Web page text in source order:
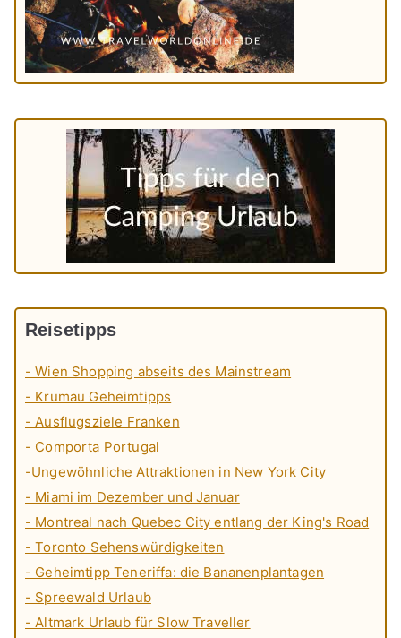
Reisetipps
- Wien Shopping abseits des Mainstream
- Krumau Geheimtipps
- Ausflugsziele Franken
- Comporta Portugal
-Ungewöhnliche Attraktionen in New York City
- Miami im Dezember und Januar
- Montreal nach Quebec City entlang der King's Road
- Toronto Sehenswürdigkeiten
- Geheimtipp Teneriffa: die Bananenplantagen
- Spreewald Urlaub
- Altmark Urlaub für Slow Traveller